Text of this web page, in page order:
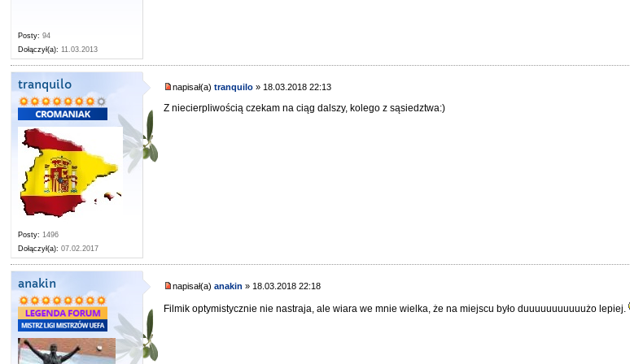
Posty: 94
Dołączył(a): 11.03.2013
tranquilo
Posty: 1496
Dołączył(a): 07.02.2017
napisał(a)tranquilo » 18.03.2018 22:13
Z niecierpliwością czekam na ciąg dalszy, kolego z sąsiedztwa:)
anakin napisał(a)anakin » 18.03.2018 22:18
Filmik optymistycznie nie nastraja, ale wiara we mnie wielka, że na miejscu było duuuuuuuuuuużo lepiej.